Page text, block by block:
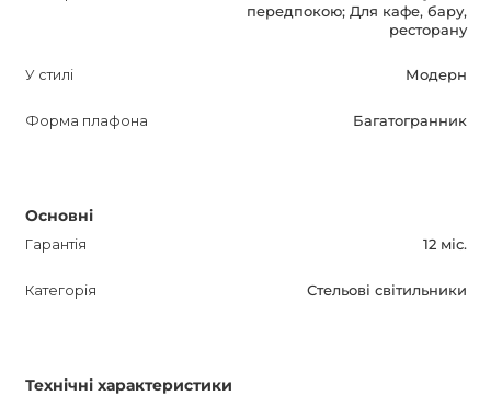
атмосферний і комфортний дизайн з AnzAzo!
передпокою; Для кафе, бару,
ресторану
У стилі Модерн
Форма плафона Багатогранник
Основні
Гарантія 12 міс.
Категорія Стельові світильники
Технічні характеристики